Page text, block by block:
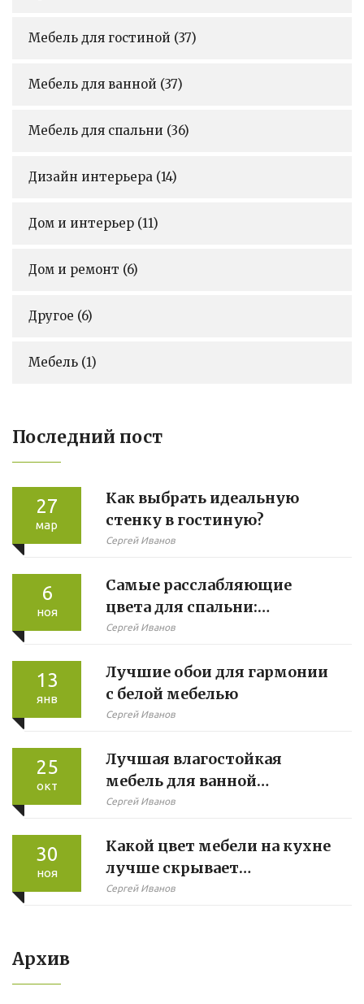
Мебель для гостиной (37)
Мебель для ванной (37)
Мебель для спальни (36)
Дизайн интерьера (14)
Дом и интерьер (11)
Дом и ремонт (6)
Другое (6)
Мебель (1)
Последний пост
27
мар
Как выбрать идеальную
стенку в гостиную?
Сергей Иванов
6
ноя
Самые расслабляющие
цвета для спальни:
эффективные решения
Сергей Иванов
13
янв
Лучшие обои для гармонии
с белой мебелью
Сергей Иванов
25
окт
Лучшая влагостойкая
мебель для ванной
комнаты: Как выбрать?
Сергей Иванов
30
ноя
Какой цвет мебели на кухне
лучше скрывает
загрязнения
Сергей Иванов
Архив